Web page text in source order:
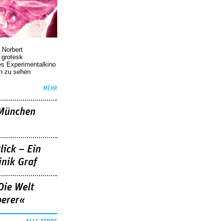
Experimentalkino
zu sehen
MEHR
– Ein
Graf
Welt